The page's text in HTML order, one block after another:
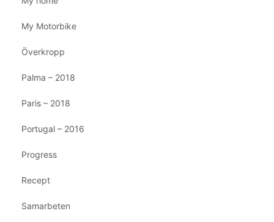
My Motorbike
Överkropp
Palma – 2018
Paris – 2018
Portugal – 2016
Progress
Recept
Samarbeten